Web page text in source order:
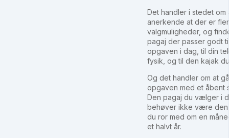
Det handler i stedet om
anerkende at der er
valgmuligheder, og
pagaj der passer godt
opgaven i dag, til din
fysik, og til den kajak
Og det handler om at
opgaven med et åbent
Den pagaj du vælger i
behøver ikke være den
du ror med om en
et halvt år.